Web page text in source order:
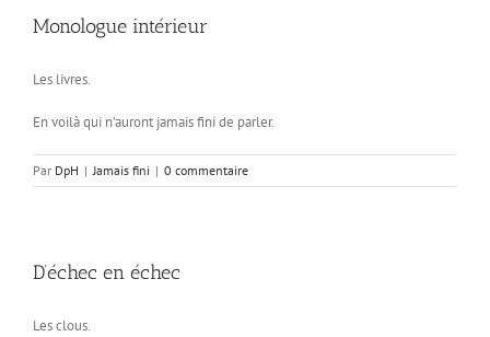
Monologue intérieur
Les livres.
En voilà qui n’auront jamais fini de parler.
Par DpH | Jamais fini | 0 commentaire
D’échec en échec
Les clous.